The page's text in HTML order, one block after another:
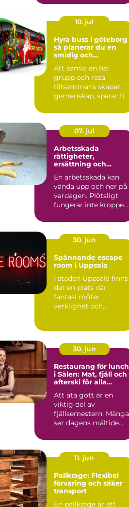
10. jul
Hyra buss i göteborg
så planerar du en
smidig och
gruppresa
Att samla en hel
grupp och resa
tillsammans skapar
gemenskap, sparar tid
enklare....
07. jul
Arbetsskada
rättigheter,
ersättning och
En arbetsskada kan
vända upp och ner på
vardagen. Plötsligt
fungerar inte kroppen
30. jun
Spännande escape
room i Uppsala
I staden Uppsala finns
det en plats där
fantasi möter
verklighet och
30. jun
Restaurang för lunch
i Sälen: Mat, fjäll och
afterski för alla
Att äta gott är en
viktig del av
fjällsemestern. Många
ser dagens måltide...
11. jun
Pallkrage: Flexibel
förvaring och säker
transport
En pallkrage är ett